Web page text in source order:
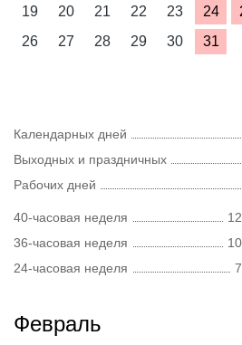
19
20 21 22 23 24
26
27 28 29 30 31
Календарных дней
Выходных и праздничных
Рабочих дней
40-часовая неделя
36-часовая неделя
24-часовая неделя
Февраль